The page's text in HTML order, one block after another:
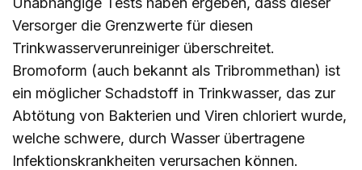
Versorger die Grenzwerte für diesen
Trinkwasserverunreiniger überschreitet.
Bromoform (auch bekannt als Tribrommethan) ist
ein möglicher Schadstoff in Trinkwasser, das zur
Abtötung von Bakterien und Viren chloriert wurde,
welche schwere, durch Wasser übertragene
Infektionskrankheiten verursachen können.